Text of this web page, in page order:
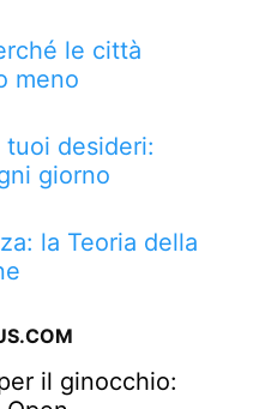
le città
meno
desideri:
giorno
la Teoria della
il ginocchio: